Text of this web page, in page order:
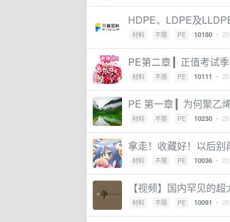
HDPE、LDPE及
材料 不限 PE 10180 •
PE第二章 ▎正值考试
材料 不限 PE 10111 •
PE 第一章 ▎为何聚乙
材料 不限 PE 10230 •
拿走！收藏好！以后别
材料 不限 PE 10036 •
【视频】国内罕见的
材料 不限 PE 10091 •